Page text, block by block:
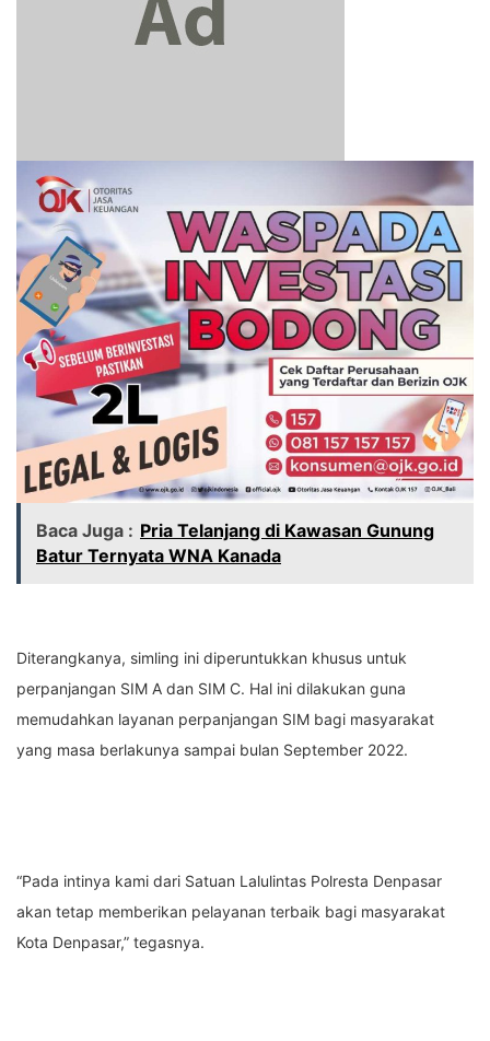
Baca Juga : Pria Telanjang di Kawasan Gunung
Batur Ternyata WNA Kanada
Diterangkanya, simling ini diperuntukkan khusus untuk
perpanjangan SIM A dan SIM C. Hal ini dilakukan guna
memudahkan layanan perpanjangan SIM bagi masyarakat
yang masa berlakunya sampai bulan September 2022.
“Pada intinya kami dari Satuan Lalulintas Polresta Denpasar
akan tetap memberikan pelayanan terbaik bagi masyarakat
Kota Denpasar,” tegasnya.